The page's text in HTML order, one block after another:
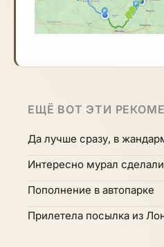
ЕЩЁ ВОТ ЭТИ
Да лучше сразу, в
Интересно мурал сделали
Пополнение в автопарке
Прилетела посылка из